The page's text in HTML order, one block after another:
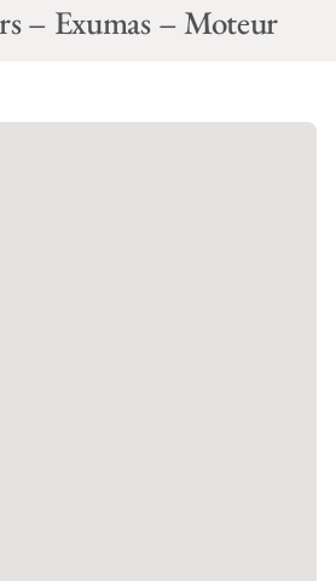
– Exumas – Moteur